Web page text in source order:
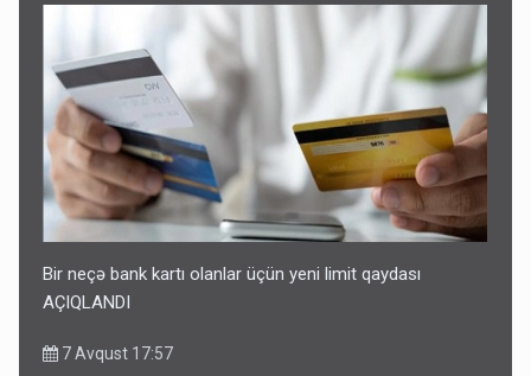
Bir neçə bank kartı olanlar üçün yeni limit qaydası
AÇIQLANDI
7 Avqust 17:57